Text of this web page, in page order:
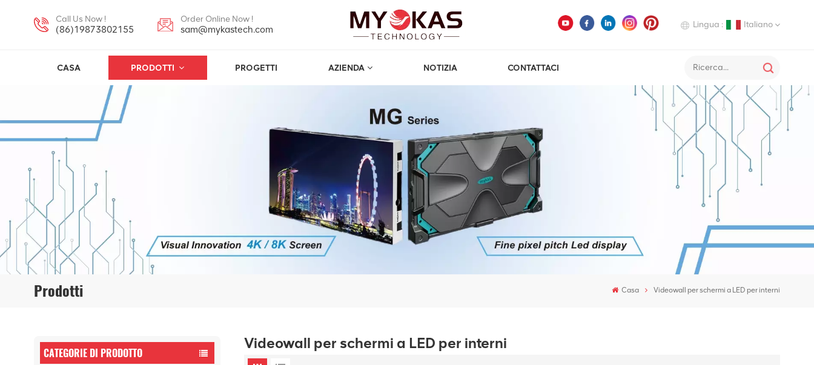
Call Us Now !
(86)19873802155
Order Online Now !
sam@mykastech.com Lingua : Italiano
Deutsch
Italiano
Español
CASA PRODOTTI PROGETTI AZIENDA NOTIZIA CONTATTACI
Prodotti Casa Videowall per schermi a LED per interni
CATEGORIE DI PRODOTTO
Videowall per schermi a LED per interni